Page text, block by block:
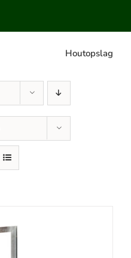
Houtopslag